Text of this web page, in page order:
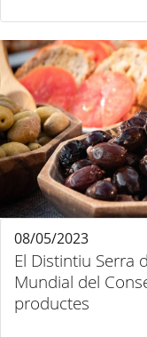
El Distintiu Serra
Mundial del
productes
08/05/2023